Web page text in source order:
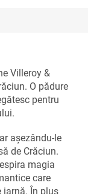
Villeroy &
O pădure
pentru
așezându-le
de Crăciun.
magia
care
iarnă. În plus